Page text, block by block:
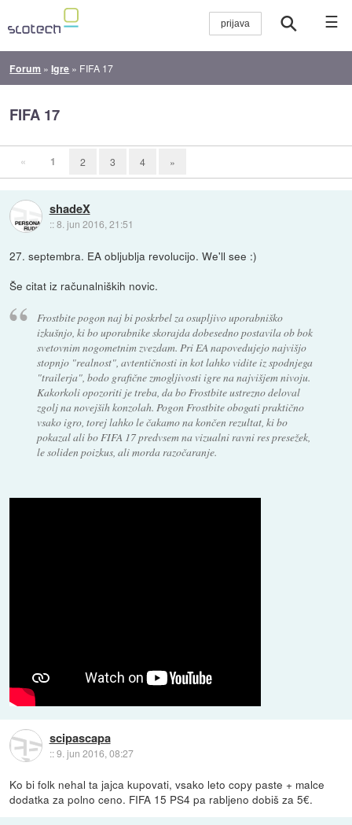
☰
Forum »Igre » FIFA 17
FIFA 17
« 1 2 3 4 »
shadeX
::8. jun 2016, 21:51
27. septembra. EA obljublja revolucijo. We'll see :)
Še citat iz računalniških novic.
Frostbite pogon naj bi poskrbel za osupljivo uporabniško
izkušnjo, ki bo uporabnike skorajda dobesedno postavila ob bok
svetovnim nogometnim zvezdam. Pri EA napovedujejo najvišjo
stopnjo "realnost", avtentičnosti in kot lahko vidite iz spodnjega
"trailerja", bodo grafične zmogljivosti igre na najvišjem nivoju.
Kakorkoli opozoriti je treba, da bo Frostbite ustrezno deloval
zgolj na novejših konzolah. Pogon Frostbite obogati praktično
vsako igro, torej lahko le čakamo na končen rezultat, ki bo
pokazal ali bo FIFA 17 predvsem na vizualni ravni res presežek,
le soliden poizkus, ali morda razočaranje.
scipascapa
::9. jun 2016, 08:27
Ko bi folk nehal ta jajca kupovati, vsako leto copy paste + malce
dodatka za polno ceno. FIFA 15 PS4 pa rabljeno dobiš za 5€.